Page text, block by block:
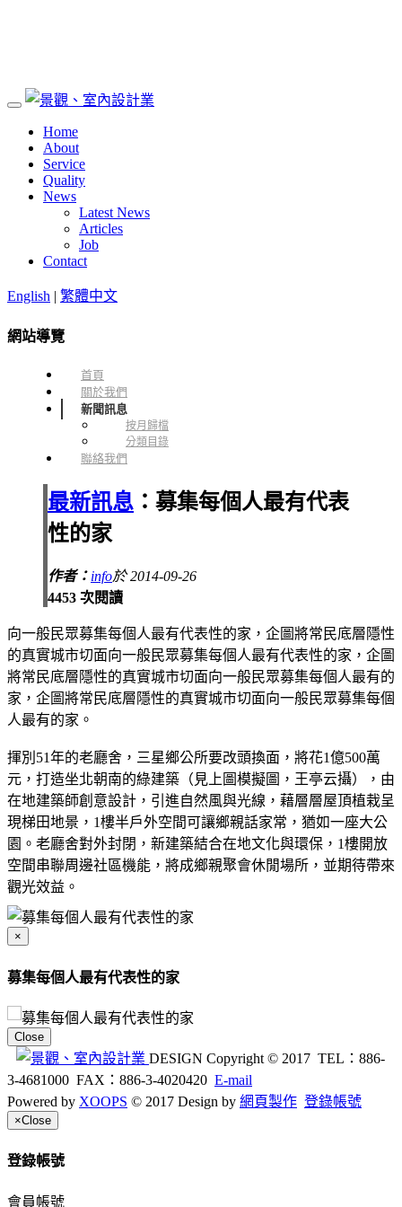
Home
About
Service
Quality
News
Latest News
Articles
Job
Contact
English | 繁體中文
網站導覽
首頁
關於我們
新聞訊息
按月歸檔
分類目錄
聯絡我們
最新訊息 ：募集每個人最有代表
性的家
作者： info於 2014-09-26
4453 次閱讀
向一般民眾募集每個人最有代表性的家，企圖將常民底層隱性
的真實城市切面向一般民眾募集每個人最有代表性的家，企圖
將常民底層隱性的真實城市切面向一般民眾募集每個人最有的
家，企圖將常民底層隱性的真實城市切面向一般民眾募集每個
人最有的家。
揮別51年的老廳舍，三星鄉公所要改頭換面，將花1億500萬
元，打造坐北朝南的綠建築（見上圖模擬圖，王亭云攝），由
在地建築師創意設計，引進自然風與光線，藉層層屋頂植栽呈
現梯田地景，1樓半戶外空間可讓鄉親話家常，猶如一座大公
園。老廳舍對外封閉，新建築結合在地文化與環保，1樓開放
空間串聯周邊社區機能，將成鄉親聚會休閒場所，並期待帶來
觀光效益。
×
募集每個人最有代表性的家
Close
DESIGN Copyright © 2017 TEL：886-
3-4681000 FAX：886-3-4020420 E-mail
Powered by XOOPS © 2017 Design by 網頁製作 登錄帳號
×Close
登錄帳號
會員帳號